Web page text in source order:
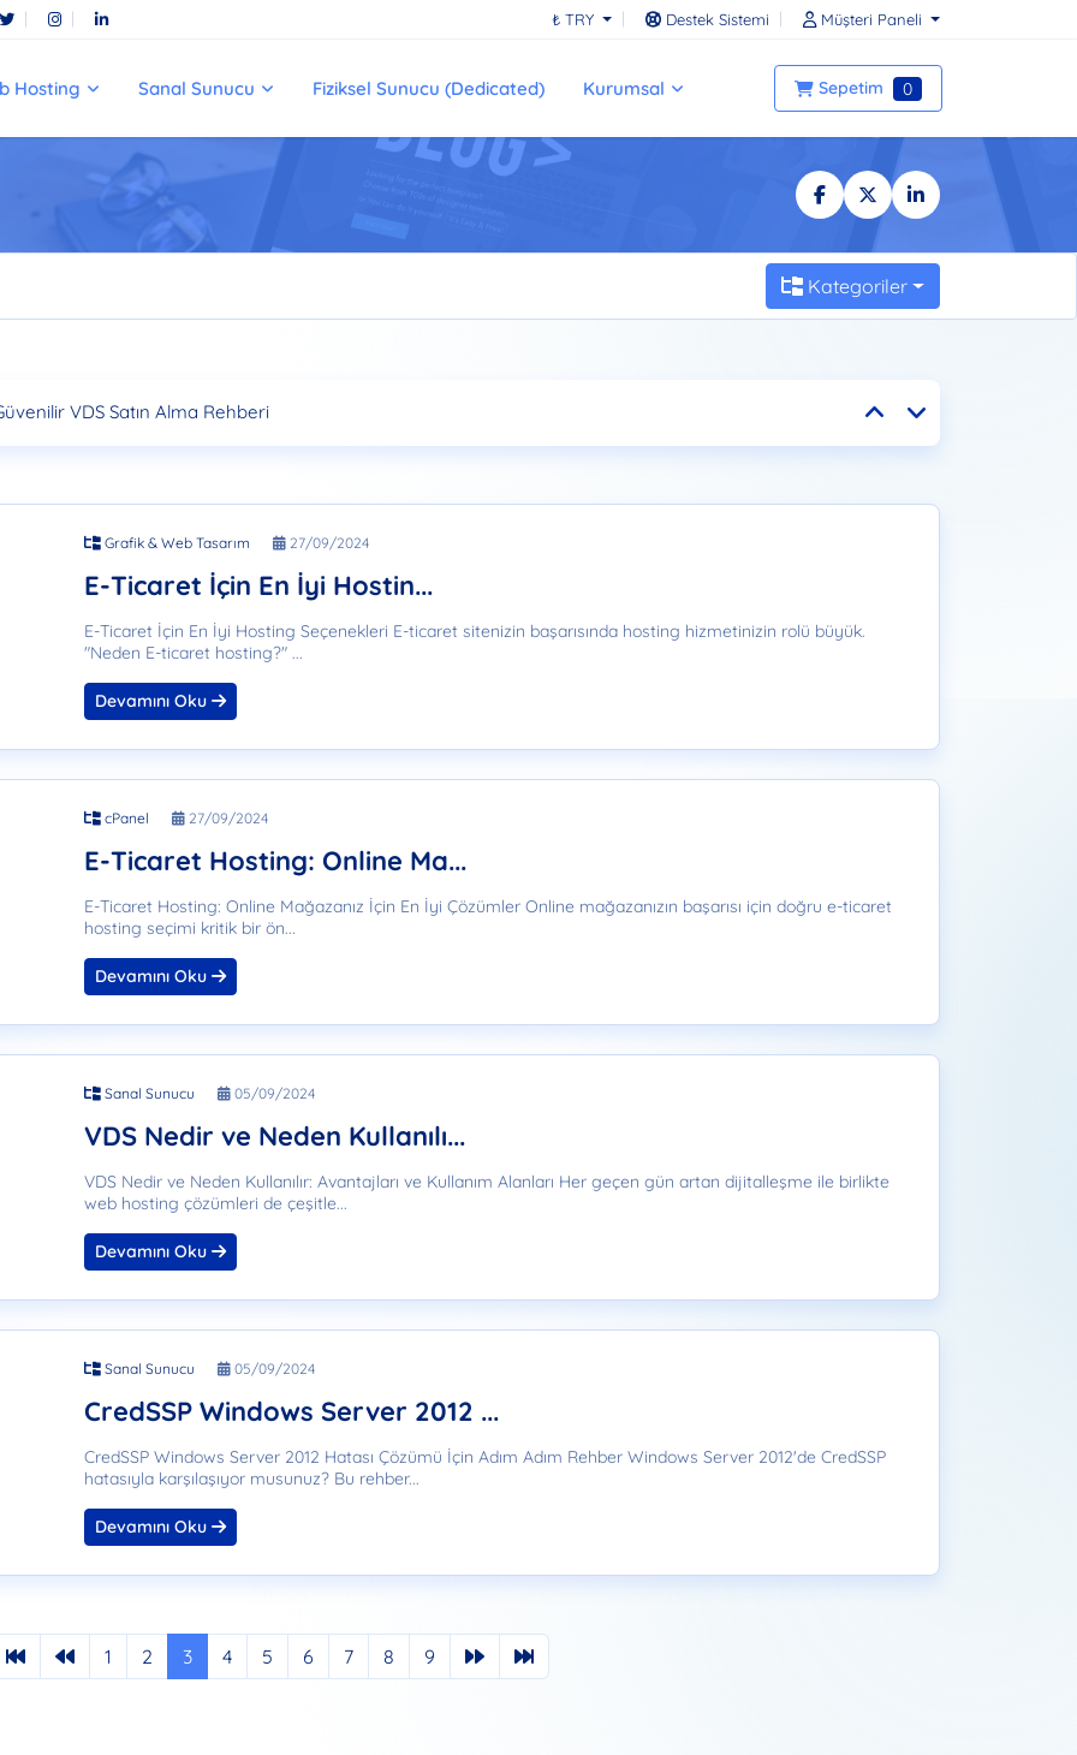
₺ TRY Destek Sistemi Müşteri Paneli
Hosting Sanal Sunucu Fiziksel Sunucu (Dedicated) Kurumsal Sepetim 0
Kategoriler
VDS Satın Alma Rehberi
Neden Güçlü Hosting Seçmelisiniz?
ve Kullanım Amaçları
ve Avantajları
Seçenekleri
Mağazanız İçin En İyi Çözümler
Performans ve Güvenilirlik için En İyi Seçim
Gaming Sunucu Kurulumu Rehberi
Tercihindeki Gücü ve SEO Avantajları"
Neden Güçlü Hosting Seçmelisiniz?
ve Avantajları
Mağazanız İçin En İyi Çözümler
Grafik & Web Tasarım 27/09/2024
E-Ticaret İçin En İyi Hostin...
E-Ticaret İçin En İyi Hosting Seçenekleri E-ticaret sitenizin başarısında hosting hizmetinizin rolü büyük.
"Neden E-ticaret hosting?" ...
Devamını Oku
cPanel 27/09/2024
E-Ticaret Hosting: Online Ma...
E-Ticaret Hosting: Online Mağazanız İçin En İyi Çözümler Online mağazanızın başarısı için doğru e-ticaret
hosting seçimi kritik bir ön...
Devamını Oku
Sanal Sunucu 05/09/2024
VDS Nedir ve Neden Kullanılı...
VDS Nedir ve Neden Kullanılır: Avantajları ve Kullanım Alanları Her geçen gün artan dijitalleşme ile birlikte
web hosting çözümleri de çeşitle...
Devamını Oku
Sanal Sunucu 05/09/2024
CredSSP Windows Server 2012 ...
CredSSP Windows Server 2012 Hatası Çözümü İçin Adım Adım Rehber Windows Server 2012'de CredSSP
hatasıyla karşılaşıyor musunuz? Bu rehber...
Devamını Oku
1 2 3 4 5 6 7 8 9